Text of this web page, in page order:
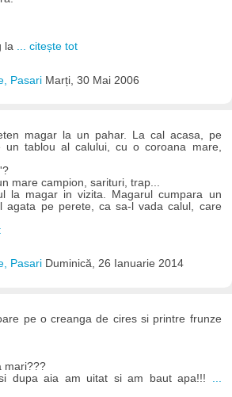
la ... citește tot
Pasari Marți, 30 Mai 2006
magar la un pahar. La cal acasa, pe
un tablou al calului, cu o coroana mare,
mare campion, sarituri, trap...
la magar in vizita. Magarul cumpara un
agata pe perete, ca sa-l vada calul, care
Pasari Duminică, 26 Ianuarie 2014
pe o creanga de cires si printre frunze
mari???
dupa aia am uitat si am baut apa!!!